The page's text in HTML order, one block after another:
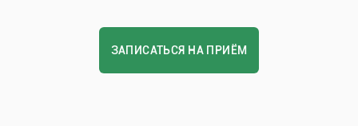
ЗАПИСАТЬСЯ НА ПРИЁМ